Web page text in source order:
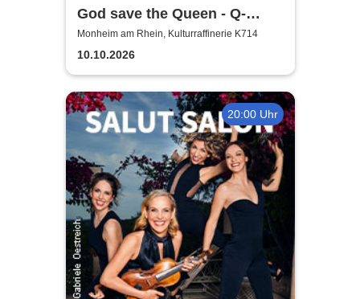
God save the Queen - Q-
Revival Band
Monheim am Rhein, Kulturraffinerie K714
10.10.2026
20:00 Uhr